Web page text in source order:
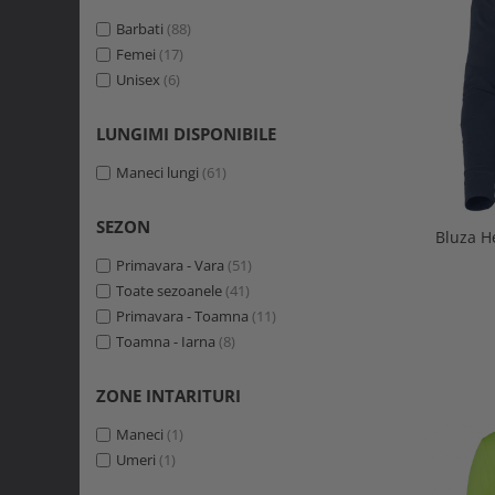
Uz industrial
Activitati veterinare
Instalatii (2)
Activitati diverse in ferme animale
Classic (7)
Oxford(7)
ICU (5)
Chelsea Evolution (3)
HHWW Graphic (2)
Magni
Luna Hi Vis
(1)
Logo
Barbati (88)
Femei (17)
Unisex (6)
LUNGIMI DISPONIBILE
Maneci lungi (61)
SEZON
Primavara - Vara (51)
Toate sezoanele (41)
Primavara - Toamna (11)
Toamna - Iarna (8)
ZONE INTARITURI
Maneci (1)
Umeri (1)
Bluza